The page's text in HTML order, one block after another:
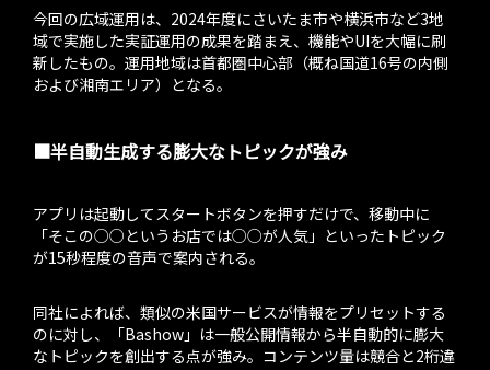
今回の広域運用は、2024年度にさいたま市や横浜市など3地
域で実施した実証運用の成果を踏まえ、機能やUIを大幅に刷
新したもの。運用地域は首都圏中心部（概ね国道16号の内側
および湘南エリア）となる。
■半自動生成する膨大なトピックが強み
アプリは起動してスタートボタンを押すだけで、移動中に
「そこの○○というお店では○○が人気」といったトピック
が15秒程度の音声で案内される。
同社によれば、類似の米国サービスが情報をプリセットする
のに対し、「Bashow」は一般公開情報から半自動的に膨大
なトピックを創出する点が強み。コンテンツ量は競合と2桁違